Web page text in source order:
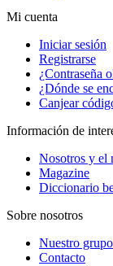
Mi cuenta
Iniciar sesión
Registrarse
¿Contraseña
¿Dónde se
Canjear
Información de
Nosotros y el
Magazine
Diccionario
Sobre nosotros
Nuestro grupo
Contacto